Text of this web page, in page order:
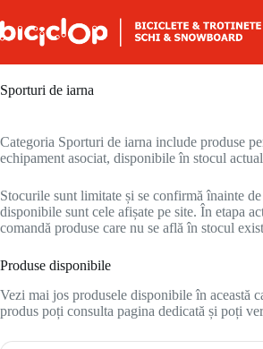
Sporturi de iarna
Categoria Sporturi de iarna include produse
echipament asociat, disponibile în stocul
Stocurile sunt limitate și se confirmă înainte
disponibile sunt cele afișate pe site. În etapa
comandă produse care nu se află în stocul
Produse disponibile
Vezi mai jos produsele disponibile în această
produs poți consulta pagina dedicată și poți